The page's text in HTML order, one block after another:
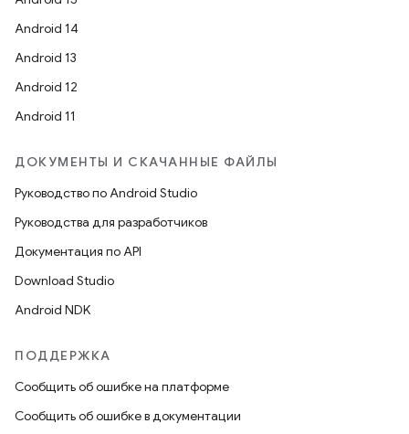
Android 14
Android 13
Android 12
Android 11
ДОКУМЕНТЫ И СКАЧАННЫЕ ФАЙЛЫ
Руководство по Android Studio
Руководства для разработчиков
Документация по API
Download Studio
Android NDK
ПОДДЕРЖКА
Сообщить об ошибке на платформе
Сообщить об ошибке в документации